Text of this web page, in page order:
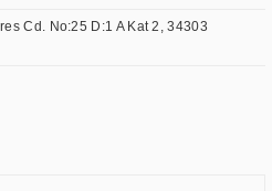
Cd. No:25 D:1 A Kat 2, 34303